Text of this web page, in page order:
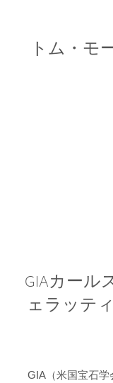
トム・モ
GIAカール
ェラッテ
GIA（米国宝石学